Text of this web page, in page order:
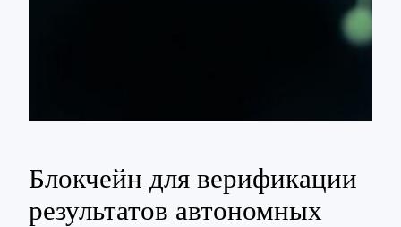
Блокчейн для верификации
результатов автономных